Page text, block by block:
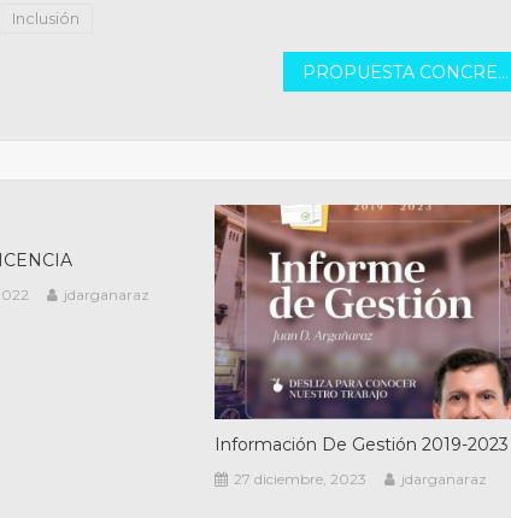
Inclusión
PROPUESTA CONCRETADA: Anuncio sobre la pronta inauguración de la cárcel federal de Coronda
jdarganaraz
Información De Gestión 2019-2023
27 diciembre, 2023 jdarganaraz